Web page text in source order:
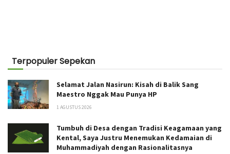
Terpopuler Sepekan
Selamat Jalan Nasirun: Kisah di Balik Sang
Maestro Nggak Mau Punya HP
1 AGUSTUS 2026
Tumbuh di Desa dengan Tradisi Keagamaan yang
Kental, Saya Justru Menemukan Kedamaian di
Muhammadiyah dengan Rasionalitasnya